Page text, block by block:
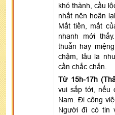
khó thành, cầu
nhất nên hoãn
Mất tiền, mất
nhanh mới
thuẫn hay
chậm, lâu la
cần chắc chắn.
Từ 15h-17h
vui sắp tới, nếu
Nam. Đi công
Người đi có tin